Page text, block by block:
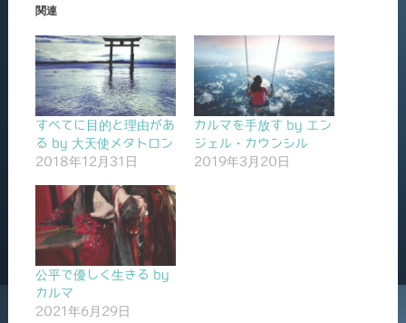
関連
すべてに目的と理由があ
る by 大天使メタトロン
2018年12月31日
カルマを手放す by エン
ジェル・カウンシル
2019年3月20日
公平で優しく生きる by
カルマ
2021年6月29日